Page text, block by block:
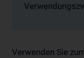
Verwenden Sie